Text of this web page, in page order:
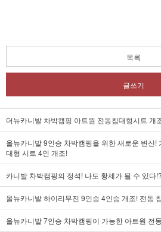
목록
글쓰기
더뉴카니발 차박캠핑 아트원 전동침대형시트 개
올뉴카니발 9인승 차박캠핑을 위한 새로운 변신!
대형 시트 4인 개조!
카니발 차박캠핑의 정석! 나도 황제가 될 수 있다
올뉴카니발 하이리무진 9인승 4인승 개조! 전동
올뉴카니발 7인승 차박캠핑이 가능한 아트원 전